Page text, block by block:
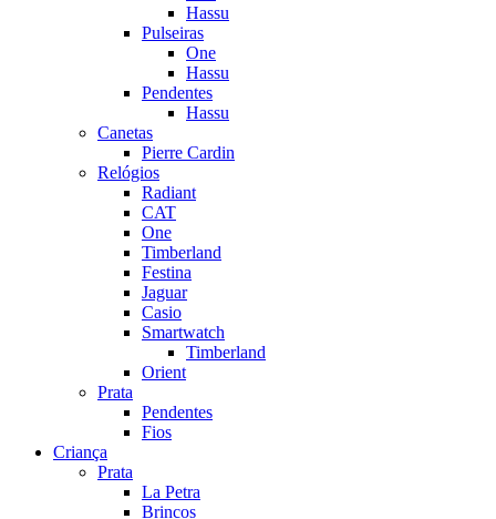
Hassu
Pulseiras
One
Hassu
Pendentes
Hassu
Canetas
Pierre Cardin
Relógios
Radiant
CAT
One
Timberland
Festina
Jaguar
Casio
Smartwatch
Timberland
Orient
Prata
Pendentes
Fios
Criança
Prata
La Petra
Brincos